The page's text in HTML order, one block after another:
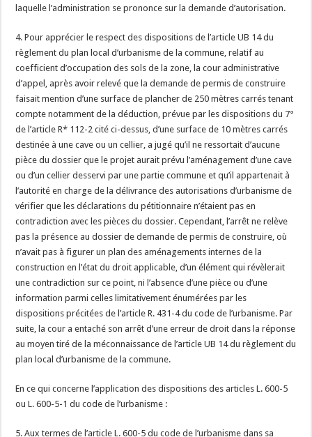
laquelle l’administration se prononce sur la demande d’autorisation.
4. Pour apprécier le respect des dispositions de l’article UB 14 du
règlement du plan local d’urbanisme de la commune, relatif au
coefficient d’occupation des sols de la zone, la cour administrative
d’appel, après avoir relevé que la demande de permis de construire
faisait mention d’une surface de plancher de 250 mètres carrés tenant
compte notamment de la déduction, prévue par les dispositions du 7°
de l’article R* 112-2 cité ci-dessus, d’une surface de 10 mètres carrés
destinée à une cave ou un cellier, a jugé qu’il ne ressortait d’aucune
pièce du dossier que le projet aurait prévu l’aménagement d’une cave
ou d’un cellier desservi par une partie commune et qu’il appartenait à
l’autorité en charge de la délivrance des autorisations d’urbanisme de
vérifier que les déclarations du pétitionnaire n’étaient pas en
contradiction avec les pièces du dossier. Cependant, l’arrêt ne relève
pas la présence au dossier de demande de permis de construire, où
n’avait pas à figurer un plan des aménagements internes de la
construction en l’état du droit applicable, d’un élément qui révèlerait
une contradiction sur ce point, ni l’absence d’une pièce ou d’une
information parmi celles limitativement énumérées par les
dispositions précitées de l’article R. 431-4 du code de l’urbanisme. Par
suite, la cour a entaché son arrêt d’une erreur de droit dans la réponse
au moyen tiré de la méconnaissance de l’article UB 14 du règlement du
plan local d’urbanisme de la commune.
En ce qui concerne l’application des dispositions des articles L. 600-5
ou L. 600-5-1 du code de l’urbanisme :
5. Aux termes de l’article L. 600-5 du code de l’urbanisme dans sa